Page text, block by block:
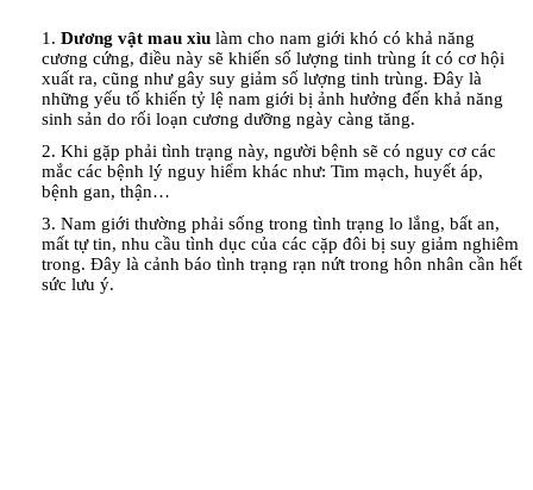
1. Dương vật mau xìu làm cho nam giới khó có khả năng
cương cứng, điều này sẽ khiến số lượng tinh trùng ít có cơ hội
xuất ra, cũng như gây suy giảm số lượng tinh trùng. Đây là
những yếu tố khiến tỷ lệ nam giới bị ảnh hưởng đến khả năng
sinh sản do rối loạn cương dưỡng ngày càng tăng.
2. Khi gặp phải tình trạng này, người bệnh sẽ có nguy cơ các
mắc các bệnh lý nguy hiểm khác như: Tim mạch, huyết áp,
bệnh gan, thận…
3. Nam giới thường phải sống trong tình trạng lo lắng, bất an,
mất tự tin, nhu cầu tình dục của các cặp đôi bị suy giảm nghiêm
trong. Đây là cảnh báo tình trạng rạn nứt trong hôn nhân cần hết
sức lưu ý.